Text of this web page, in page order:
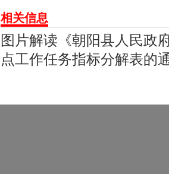
相关信息
图片解读《朝阳县人民政
点工作任务指标分解表的